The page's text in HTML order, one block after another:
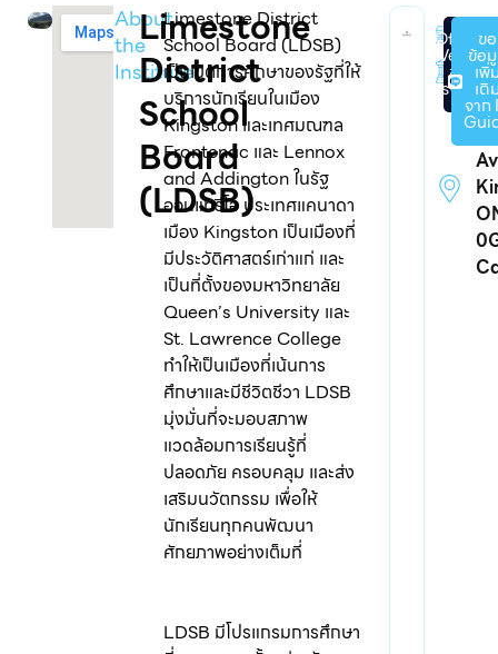
About
the
Institute
Limestone
District
School
Board
(LDSB)
Limestone District
School Board (LDSB)
เป็นเขตการศึกษาของรัฐที่ให้
บริการนักเรียนในเมือง
Kingston และเทศมณฑล
Frontenac และ Lennox
and Addington ในรัฐ
ออนแทรีโอ ประเทศแคนาดา
เมือง Kingston เป็นเมืองที่
มีประวัติศาสตร์เก่าแก่ และ
เป็นที่ตั้งของมหาวิทยาลัย
Queen’s University และ
St. Lawrence College
ทำให้เป็นเมืองที่เน้นการ
ศึกษาและมีชีวิตชีวา LDSB
มุ่งมั่นที่จะมอบสภาพ
แวดล้อมการเรียนรู้ที่
ปลอดภัย ครอบคลุม และส่ง
เสริมนวัตกรรม เพื่อให้
นักเรียนทุกคนพัฒนา
ศักยภาพอย่างเต็มที่
LDSB มีโปรแกรมการศึกษา
รั
Official
Website
ของ
โรงเรียน
ขอ
ข้อ
เพิ่
เติ
จาก